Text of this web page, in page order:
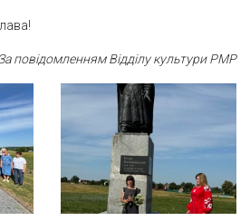
повідомленням Відділу культури РМР